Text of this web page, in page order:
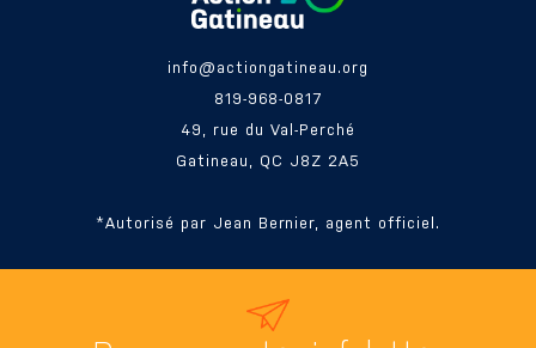
info@actiongatineau.org
819-968-0817
49, rue du Val-Perché
Gatineau, QC J8Z 2A5
*Autorisé par Jean Bernier, agent officiel.